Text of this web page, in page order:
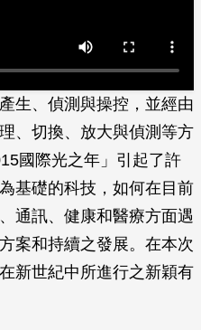
生、偵測與操控，並經由
、切換、放大與偵測等方
國際光之年」引起了許
基礎的科技，如何在目前
通訊、健康和醫療方面遇
案和持續之發展。在本次
新世紀中所進行之新穎有